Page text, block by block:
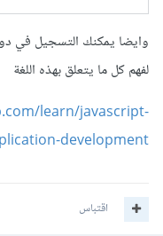
لفهم كل ما يتعلق بهذه اللغة
learn/javascript-
development/
اقتباس